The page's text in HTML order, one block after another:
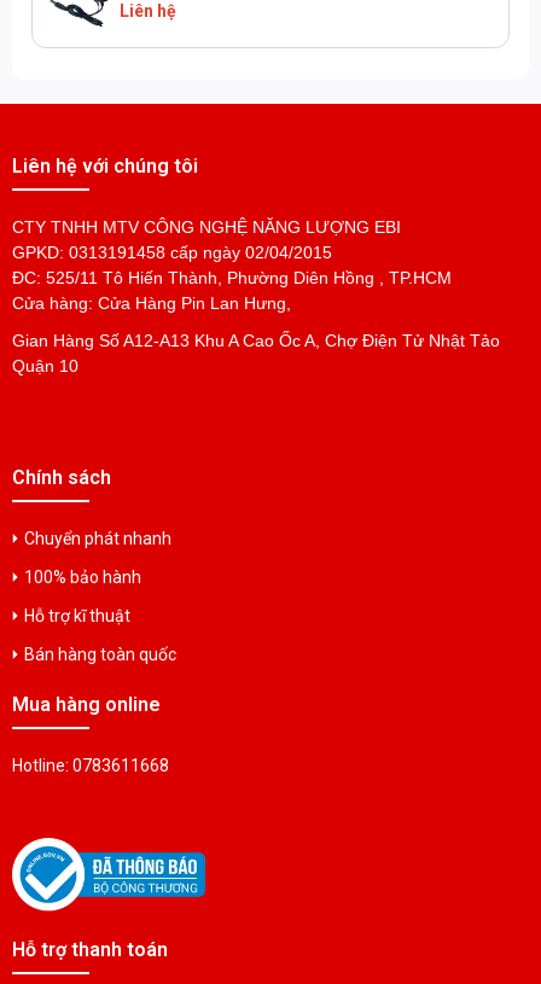
Liên hệ
Liên hệ với chúng tôi
CTY TNHH MTV CÔNG NGHỆ NĂNG LƯỢNG EBI
GPKD: 0313191458 cấp ngày 02/04/2015
ĐC: 525/11 Tô Hiến Thành, Phường Diên Hồng , TP.HCM
Cửa hàng: Cửa Hàng Pin Lan Hưng,
Gian Hàng Số A12-A13 Khu A Cao Ốc A, Chợ Điện Tử Nhật Tảo
Quận 10
Chính sách
Chuyển phát nhanh
100% bảo hành
Hỗ trợ kĩ thuật
Bán hàng toàn quốc
Mua hàng online
Hotline: 0783611668
Hỗ trợ thanh toán